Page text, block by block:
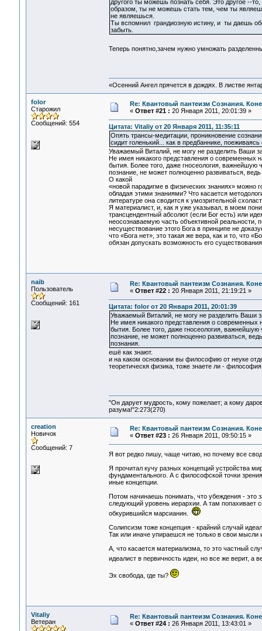
другого ты можешь познать себя. Это другое --
образом, ты не можешь стать тем, чем ты
не являешься.
Ты вспомнил грандиозную истину, и ты даешь
забыть.
Теперь понятно,зачем нужно умножать
«Осенний Ангел прячется в дождях. В листве
folor
Старожил
Сообщений: 554
Re: Квантовый пантеизм Сознания.
« Ответ #21 : 20 Января 2011, 20:01:39 »
Цитата: Vitaliy от 20 Января 2011, 11:35:11
Опять трансы-медитации, проникновение
сидит голенький... как в предбаннике,
Уважаемый Виталий, не могу не разделить Ваши
Не имея никакого представления о современных
бытия. Более того, даже гносеология, важнейшую
познание, не может полноценно развиваться,
О какой
«новой парадигме в физических знаниях» можно
обладая этими знаниями? Что касается
литературе она сводится к умозрительной
Я материалист, и, как я уже указывал, в моем
трансцендентный абсолют (если Бог есть) или
неосознаваемую часть объективной реальности,
несуществование этого Бога в принципе не
что «Бога нет», это такая же вера, как и то, что
обязан допускать возможность его
naib
Пользователь
Сообщений: 161
Re: Квантовый пантеизм Сознания.
« Ответ #22 : 20 Января 2011, 21:19:21 »
Цитата: folor от 20 Января 2011, 20:01:39
Уважаемый Виталий, не могу не разделить Ваши
Не имея никакого представления о
бытия. Более того, даже гносеология, важнейшую
познание, не может полноценно развиваться,
познания.
ешё как знают.
и на каком основании вы философию от неуке
теоретическя физика, тоже знаете ли -
"Он дарует мудрость, кому пожелает; а кому
разума!"2:273(270)
creation
Новичок
Сообщений: 7
Re: Квантовый пантеизм Сознания.
« Ответ #23 : 26 Января 2011, 09:50:15 »
Я вот редко пишу, чаще читаю, но почему все
Я прочитал кучу разных концепций устройства
фундаментального. А с философской точки
иные концепции.
Потом начинаешь понимать, что убеждения - это
следующий уровень иерархии. А там попахивает
обкурившийся марсианин.
Солипсизм тоже концепция - крайний случай
Так или иначе упираешся не только в свои мысли
А, что касается материализма, то это частный
идеалист в первичность идеи, но все же верит, а
Эх свобода, где ты?
Vitaliy
Ветеран
Re: Квантовый пантеизм Сознания.
« Ответ #24 : 26 Января 2011, 13:43:01 »